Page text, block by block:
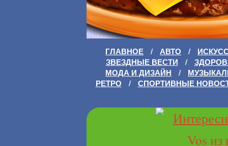
ГЛАВНОЕ / АВТО /
ЗВЕЗДНЫЕ ВЕСТИ
/
МОДА И ДИЗАЙН
/
РЕТРО
/ СПОРТИВНЫЕ